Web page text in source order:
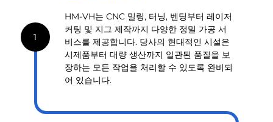
1
HM-VH는 CNC 밀링, 터닝, 벤딩부터 레이저
커팅 및 지그 제작까지 다양한 정밀 가공 서
비스를 제공합니다. 당사의 현대적인 시설은
시제품부터 대량 생산까지 일관된 품질을 보
장하는 모든 작업을 처리할 수 있도록 완비되
어 있습니다.